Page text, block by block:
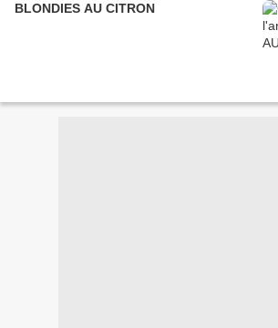
BLONDIES AU CITRON